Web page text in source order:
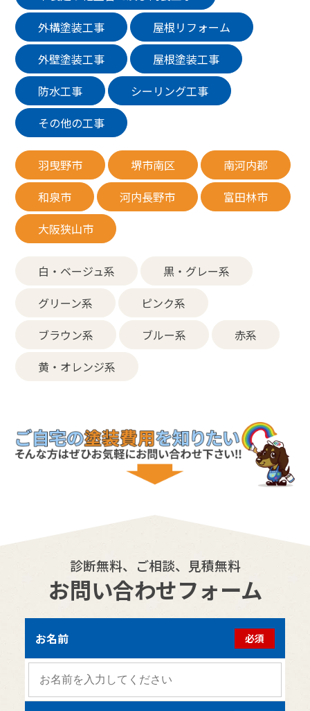
外構塗装工事
屋根リフォーム
外壁塗装工事
屋根塗装工事
防水工事
シーリング工事
その他の工事
羽曳野市 堺市南区
南河内郡
和泉市
河内長野市
富田林市
大阪狭山市
白・ベージュ系
黒・グレー系
グリーン系
ピンク系
ブラウン系
ブルー系
赤系
黄・オレンジ系
診断無料、ご相談、見積無料
お問い合わせフォーム
お名前 必須